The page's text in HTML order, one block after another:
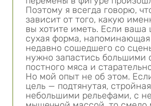
Поэтому я всегда говорю,
зависит от того, какую
вы хотите иметь. Если ваша
сухая форма, напоминающая
недавно сошедшего со
нужно запастись большими
постного мяса и
Но мой опыт не об этом.
цель — подтянутая,
небольшими рельефами, с